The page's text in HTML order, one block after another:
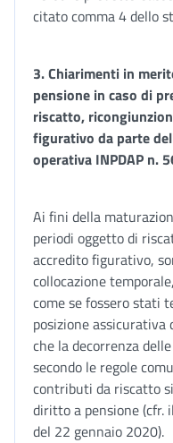
citato comma 4 dello
3.Chiarimenti in
pensione in caso di
riscatto,
figurativo da parte
operativa INPDAP n.
Ai fini della
periodi oggetto di
accredito figurativo,
collocazione
come se fossero stati
posizione assicurativa
che la decorrenza
secondo le regole
contributi da riscatto
diritto a pensione (cfr.
del 22 gennaio 2020).